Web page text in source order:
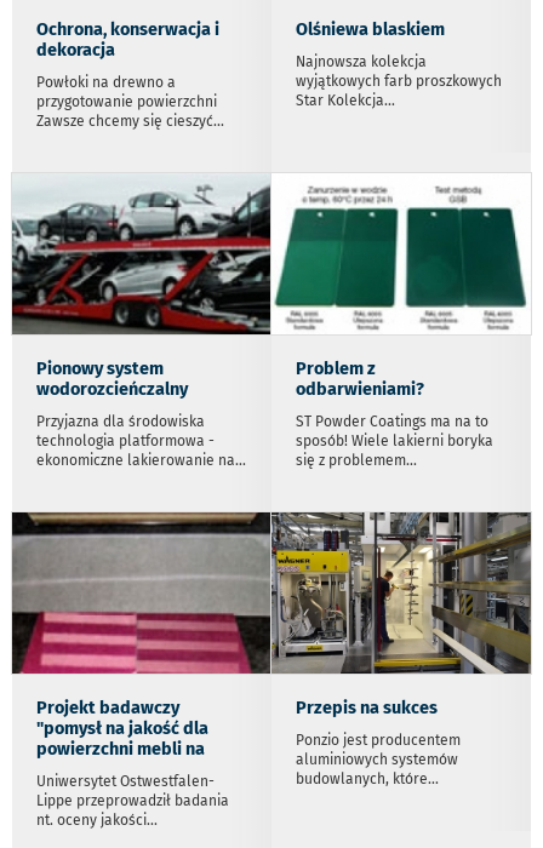
Ochrona, konserwacja i
dekoracja
Powłoki na drewno a
przygotowanie powierzchni
Zawsze chcemy się cieszyć...
Olśniewa blaskiem
Najnowsza kolekcja
wyjątkowych farb proszkowych
Star Kolekcja...
Pionowy system
wodorozcieńczalny
Przyjazna dla środowiska
technologia platformowa -
ekonomiczne lakierowanie na...
Problem z
odbarwieniami?
ST Powder Coatings ma na to
sposób! Wiele lakierni boryka
się z problemem...
Projekt badawczy
"pomysł na jakość dla
powierzchni mebli na
Uniwersytet Ostwestfalen-
Lippe przeprowadził badania
nt. oceny jakości...
Przepis na sukces
Ponzio jest producentem
aluminiowych systemów
budowlanych, które...